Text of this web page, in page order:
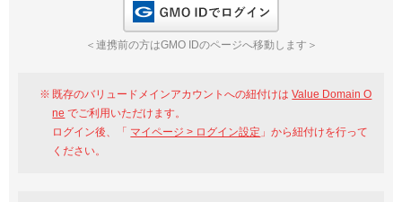
※AmazonはValue Domain Oneのログイン画面へ遷移します
GMO ID
＜連携前の方はGMO IDのページへ移動します＞
既存のバリュードメインアカウントへの紐付けはValue Domain O
ne でご利用いただけます。
ログイン後、「 マイページ > ログイン設定 」から紐付けを行って
ください。